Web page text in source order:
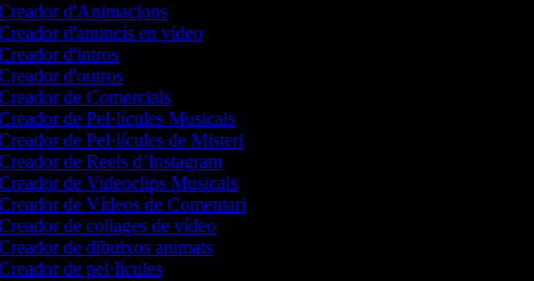
d'Animacions
d'anuncis en vídeo
d'intros
d'outros
de Comercials
de Pel·lícules Musicals
de Pel·lícules de Misteri
de Reels d’Instagram
de Videoclips Musicals
de Vídeos de Comentari
de collages de vídeo
de dibuixos animats
de pel·lícules